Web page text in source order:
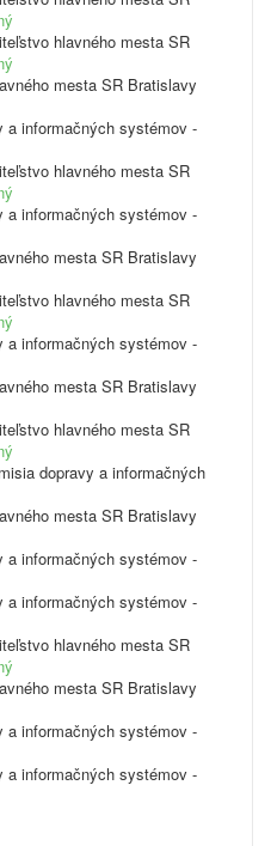
hlavného mesta SR
mesta SR Bratislavy
a informačných systémov -
hlavného mesta SR
a informačných systémov -
mesta SR Bratislavy
hlavného mesta SR
a informačných systémov -
mesta SR Bratislavy
hlavného mesta SR
dopravy a informačných
mesta SR Bratislavy
a informačných systémov -
a informačných systémov -
hlavného mesta SR
mesta SR Bratislavy
a informačných systémov -
a informačných systémov -